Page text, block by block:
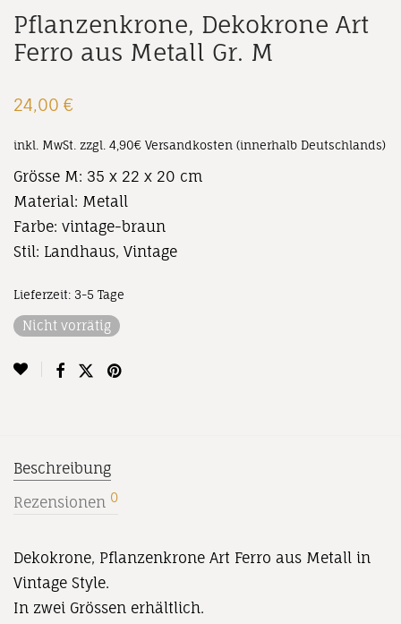
Pflanzenkrone, Dekokrone Art
Ferro aus Metall Gr. M
24,00 €
inkl. MwSt. zzgl. 4,90€ Versandkosten (innerhalb Deutschlands)
Grösse M: 35 x 22 x 20 cm
Material: Metall
Farbe: vintage-braun
Stil: Landhaus, Vintage
Lieferzeit: 3-5 Tage
Nicht vorrätig
Beschreibung
Rezensionen 0
Dekokrone, Pflanzenkrone Art Ferro aus Metall in
Vintage Style.
In zwei Grössen erhältlich.